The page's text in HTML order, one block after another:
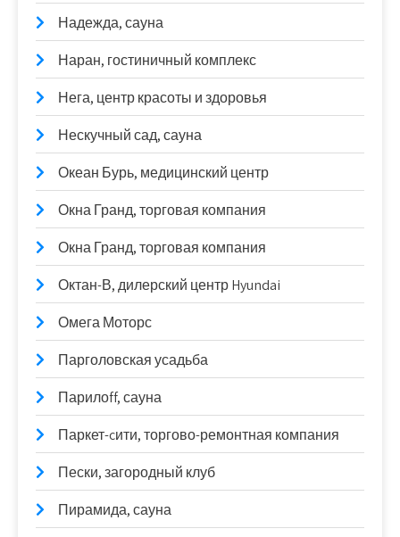
Надежда, сауна
Наран, гостиничный комплекс
Нега, центр красоты и здоровья
Нескучный сад, сауна
Океан Бурь, медицинский центр
Окна Гранд, торговая компания
Окна Гранд, торговая компания
Октан-В, дилерский центр Hyundai
Омега Моторс
Парголовская усадьба
Парилоff, сауна
Паркет-cити, торгово-ремонтная компания
Пески, загородный клуб
Пирамида, сауна